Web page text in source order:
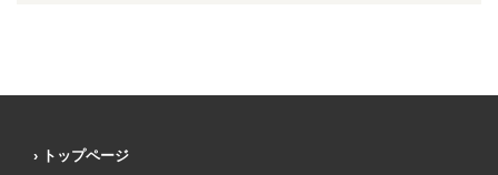
トップページ